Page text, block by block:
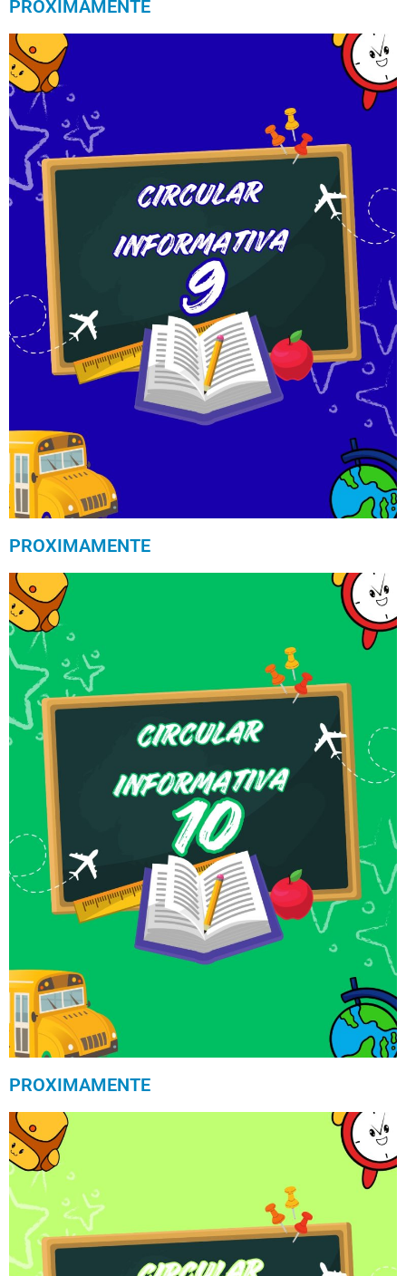
PROXIMAMENTE
PROXIMAMENTE
PROXIMAMENTE